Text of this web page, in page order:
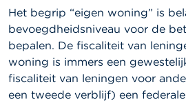
Het begrip “eigen woning” is
bevoegdheidsniveau voor de
bepalen. De fiscaliteit van
woning is immers een
fiscaliteit van leningen voor
een tweede verblijf) een